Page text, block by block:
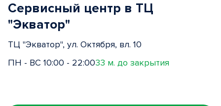
Сервисный центр в ТЦ
"Экватор"
ТЦ "Экватор", ул. Октября, вл. 10
ПН - ВС 10:00 - 22:0033 м. до закрытия